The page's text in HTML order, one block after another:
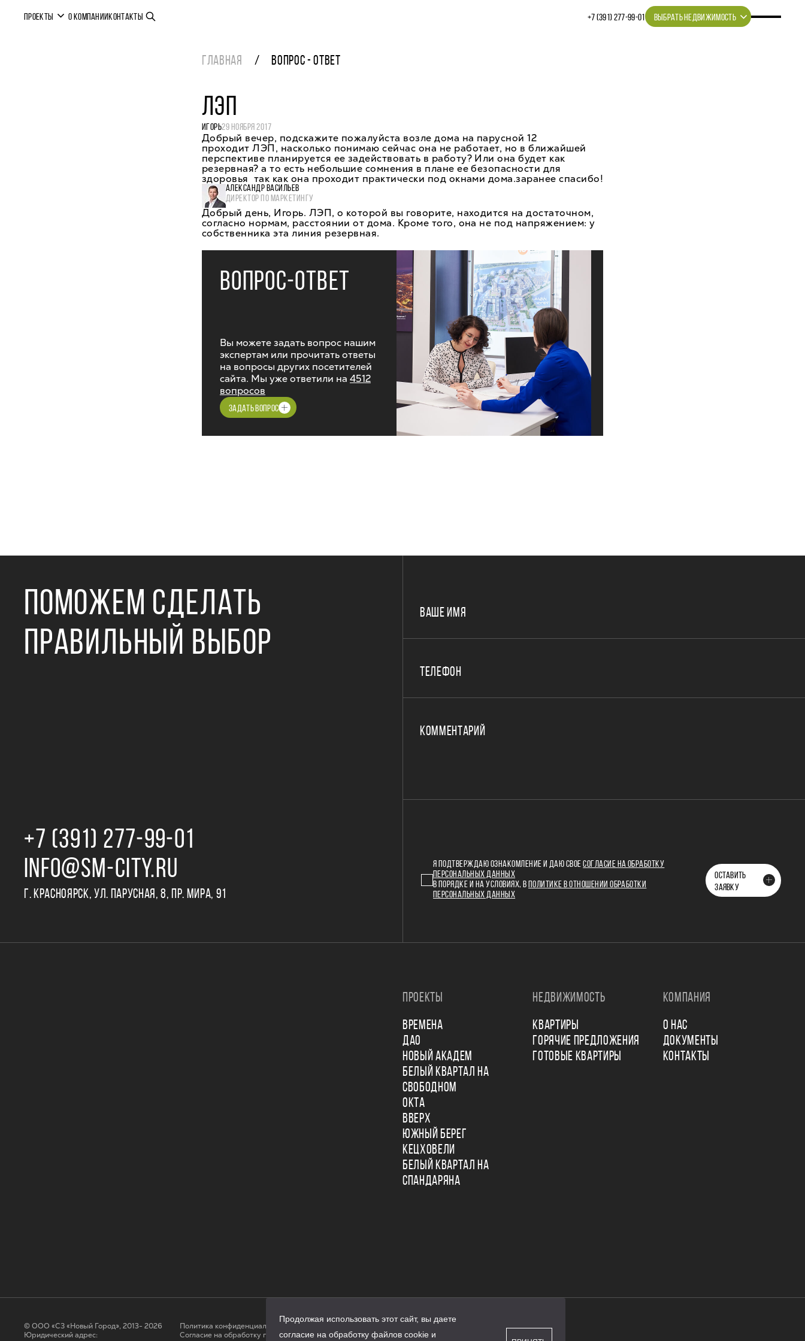
ПРОЕКТЫ О КОМПАНИИКОНТАКТЫ +7 (391) 277‒99‒01 ВЫБРАТЬ НЕДВИЖИМОСТЬ
ГЛАВНАЯ ВОПРОС - ОТВЕТ
ЛЭП
ИГОРЬ29 НОЯБРЯ 2017
Добрый вечер, подскажите пожалуйста возле дома на парусной 12
проходит ЛЭП, насколько понимаю сейчас она не работает, но в ближайшей
перспективе планируется ее задействовать в работу? Или она будет как
резервная? а то есть небольшие сомнения в плане ее безопасности для
здоровья так как она проходит практически под окнами дома.заранее спасибо!
АЛЕКСАНДР ВАСИЛЬЕВ
ДИРЕКТОР ПО МАРКЕТИНГУ
Добрый день, Игорь. ЛЭП, о которой вы говорите, находится на достаточном,
согласно нормам, расстоянии от дома. Кроме того, она не под напряжением: у
собственника эта линия резервная.
ВОПРОС-ОТВЕТ
Вы можете задать вопрос нашим
экспертам или прочитать ответы
на вопросы других посетителей
сайта. Мы уже ответили на 4512
вопросов
ЗАДАТЬ ВОПРОС
ПОМОЖЕМ СДЕЛАТЬ
ПРАВИЛЬНЫЙ ВЫБОР
+7 (391) 277‒99‒01
INFO@SM-CITY.RU
Г. КРАСНОЯРСК, УЛ. ПАРУСНАЯ, 8, ПР. МИРА, 91
ВАШЕ ИМЯ
ТЕЛЕФОН
КОММЕНТАРИЙ
Я ПОДТВЕРЖДАЮ ОЗНАКОМЛЕНИЕ И ДАЮ СВОЕСОГЛАСИЕ НА ОБРАБОТКУ
ПЕРСОНАЛЬНЫХ ДАННЫХ
В ПОРЯДКЕ И НА УСЛОВИЯХ, В
ПОЛИТИКЕ В ОТНОШЕНИИ ОБРАБОТКИ
ПЕРСОНАЛЬНЫХ ДАННЫХ
ОСТАВИТЬ
ЗАЯВКУ
ПРОЕКТЫ
ВРЕМЕНА
ДАО
НОВЫЙ АКАДЕМ
БЕЛЫЙ КВАРТАЛ НА
СВОБОДНОМ
ОКТА
ВВЕРХ
ЮЖНЫЙ БЕРЕГ
КЕЦХОВЕЛИ
БЕЛЫЙ КВАРТАЛ НА
СПАНДАРЯНА
НЕДВИЖИМОСТЬ
КВАРТИРЫ
ГОРЯЧИЕ ПРЕДЛОЖЕНИЯ
ГОТОВЫЕ КВАРТИРЫ
КОМПАНИЯ
О НАС
ДОКУМЕНТЫ
КОНТАКТЫ
© ООО «СЗ «Новый Город», 2013- 2026
Юридический адрес:
Политика конфиденциальности
Согласие на обработку персональных данных
Продолжая использовать этот сайт, вы даете
согласие на обработку файлов cookie и